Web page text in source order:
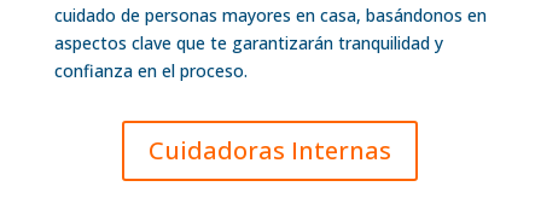
cuidado de personas mayores en casa, basándonos en
aspectos clave que te garantizarán tranquilidad y
confianza en el proceso.
Cuidadoras Internas